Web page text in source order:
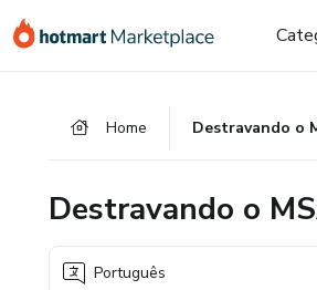
para
para
para
Home Destravando o
Destravando o
Português